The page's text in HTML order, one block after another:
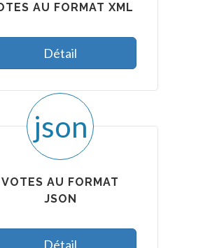
AU FORMAT XML
Détail
json
VOTES AU FORMAT
JSON
Détail